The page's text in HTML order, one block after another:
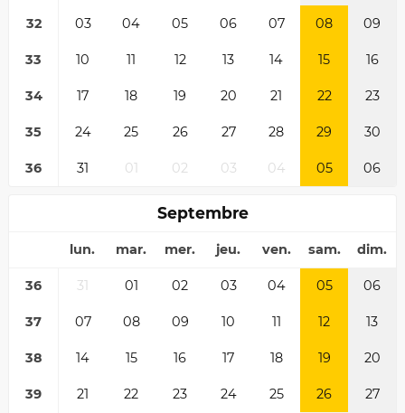
32 03 04 05 06 07 08 09
33 10 11 12 13 14 15 16
34 17 18 19 20 21 22 23
35 24 25 26 27 28 29 30
36 31 01 02 03 04 05 06
Septembre
lun. mar. mer. jeu. ven. sam. dim.
36 31 01 02 03 04 05 06
37 07 08 09 10 11 12 13
38 14 15 16 17 18 19 20
39 21 22 23 24 25 26 27